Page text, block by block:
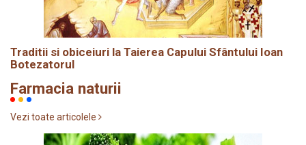
Traditii si obiceiuri la Taierea Capului Sfântului Ioan
Botezatorul
Farmacia naturii
Vezi toate articolele